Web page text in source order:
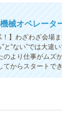
械オペレータ
！】わざわざ会
と“ない”では大
より仕事がムズ
てからスタートで